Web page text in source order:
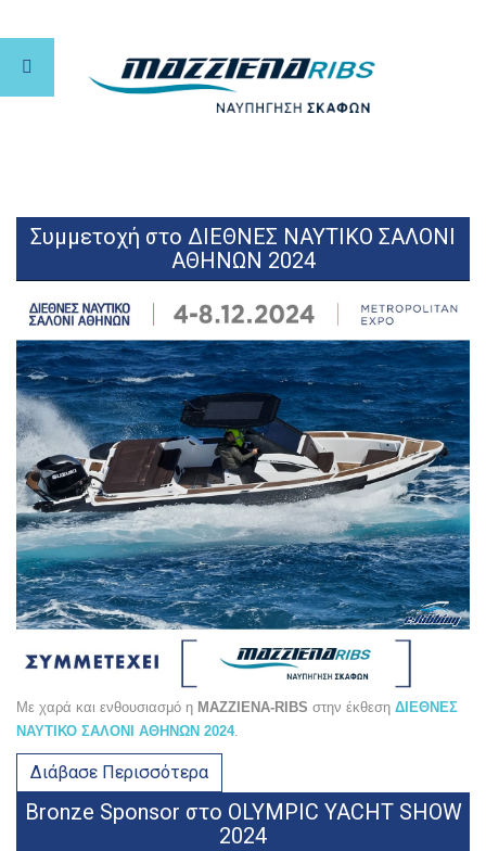
Συμμετοχή στο ΔΙΕΘΝΕΣ ΝΑΥΤΙΚΟ ΣΑΛΟΝΙ
ΑΘΗΝΩΝ 2024
Με χαρά και ενθουσιασμό η MAZZIENA-RIBS στην έκθεση ΔΙΕΘΝΕΣ
ΝΑΥΤΙΚΟ ΣΑΛΟΝΙ ΑΘΗΝΩΝ 2024.
Διάβασε Περισσότερα
Bronze Sponsor στο OLYMPIC YACHT SHOW
2024